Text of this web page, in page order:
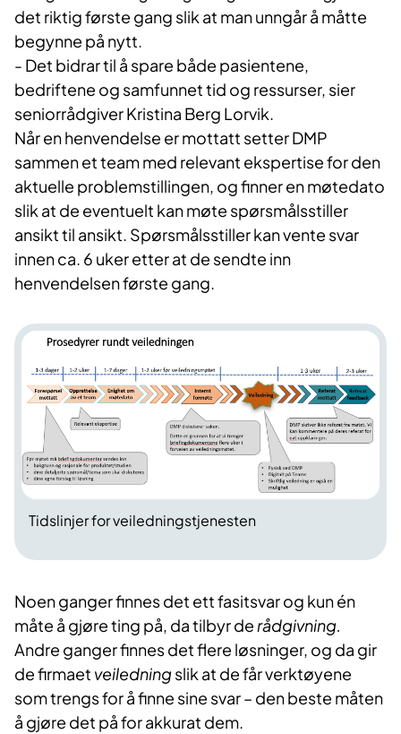
det riktig første gang slik at man unngår å måtte
begynne på nytt.
- Det bidrar til å spare både pasientene,
bedriftene og samfunnet tid og ressurser, sier
seniorrådgiver Kristina Berg Lorvik.
Når en henvendelse er mottatt setter DMP
sammen et team med relevant ekspertise for den
aktuelle problemstillingen, og finner en møtedato
slik at de eventuelt kan møte spørsmålsstiller
ansikt til ansikt. Spørsmålsstiller kan vente svar
innen ca. 6 uker etter at de sendte inn
henvendelsen første gang.
Tidslinjer for veiledningstjenesten
Noen ganger finnes det ett fasitsvar og kun én
måte å gjøre ting på, da tilbyr de rådgivning.
Andre ganger finnes det flere løsninger, og da gir
de firmaet veiledningslik at de får verktøyene
som trengs for å finne sine svar – den beste måten
å gjøre det på for akkurat dem.